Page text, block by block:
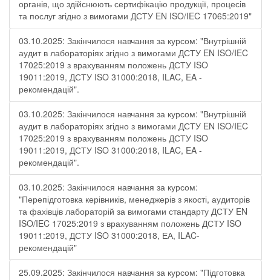
органів, що здійснюють сертифікацію продукції, процесів
та послуг згідно з вимогами ДСТУ EN ISO/IEC 17065:2019"
03.10.2025: Закінчилося навчання за курсом: "Внутрішній
аудит в лабораторіях згідно з вимогами ДСТУ EN ISO/IEC
17025:2019 з врахуванням положень ДСТУ ISO
19011:2019, ДСТУ ISO 31000:2018, ILAC, EA -
рекомендацій".
03.10.2025: Закінчилося навчання за курсом: "Внутрішній
аудит в лабораторіях згідно з вимогами ДСТУ EN ISO/IEC
17025:2019 з врахуванням положень ДСТУ ISO
19011:2019, ДСТУ ISO 31000:2018, ILAC, EA -
рекомендацій".
03.10.2025: Закінчилося навчання за курсом:
"Перепідготовка керівників, менеджерів з якості, аудиторів
та фахівців лабораторій за вимогами стандарту ДСТУ EN
ISO/IEC 17025:2019 з врахуванням положень ДСТУ ISO
19011:2019, ДСТУ ISO 31000:2018, ЕА, ILAC-
рекомендацій"
25.09.2025: Закінчилося навчання за курсом: "Підготовка